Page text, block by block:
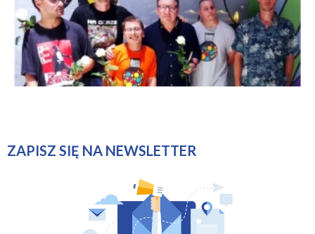
ZAPISZ SIĘ NA NEWSLETTER